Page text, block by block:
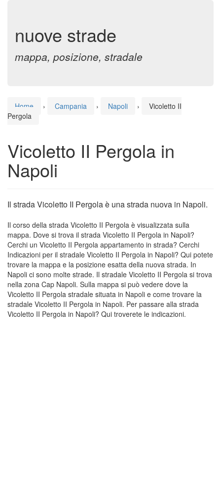
nuove strade
mappa, posizione, stradale
Home › Campania › Napoli ›
Vicoletto II
Pergola
Vicoletto II Pergola in
Napoli
Il strada Vicoletto II Pergola è una strada nuova in Napoli.
Il corso della strada Vicoletto II Pergola è visualizzata sulla
mappa. Dove si trova il strada Vicoletto II Pergola in Napoli?
Cerchi un Vicoletto II Pergola appartamento in strada? Cerchi
Indicazioni per il stradale Vicoletto II Pergola in Napoli? Qui potete
trovare la mappa e la posizione esatta della nuova strada. In
Napoli ci sono molte strade. Il stradale Vicoletto II Pergola si trova
nella zona Cap Napoli. Sulla mappa si può vedere dove la
Vicoletto II Pergola stradale situata in Napoli e come trovare la
stradale Vicoletto II Pergola in Napoli. Per passare alla strada
Vicoletto II Pergola in Napoli? Qui troverete le indicazioni.